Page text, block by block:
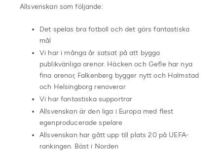
Allsvenskan som följande:
Det spelas bra fotboll och det görs fantastiska
mål
Vi har i många år satsat på att bygga
publikvänliga arenor. Häcken och Gefle har nya
fina arenor, Falkenberg bygger nytt och Halmstad
och Helsingborg renoverar
Vi har fantastiska supportrar
Allsvenskan är den liga i Europa med flest
egenproducerade spelare
Allsvenskan har gått upp till plats 20 på UEFA-
rankingen. Bäst i Norden